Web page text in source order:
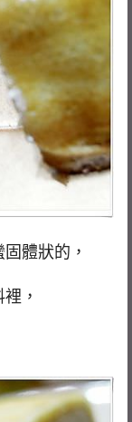
體狀的，
，